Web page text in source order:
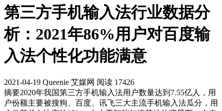
第三方手机输入法行业数据分
析：2021年86%用户对百度输
入法个性化功能满意
2021-04-19 Queenie 艾媒网 阅读 17426
摘要2020年我国第三方手机输入法用户数量达到7.55亿人，用
户份额主要被搜狗、百度、讯飞三大主流手机输入法瓜分，用